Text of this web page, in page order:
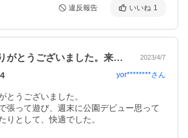
違反報告 いいね 1
素早い対応ありがとうございました。来た… 2023/4/7
4 yor********さん
とうございました。
張って遊び、週末に公園デビュー思って
りとして、快適でした。